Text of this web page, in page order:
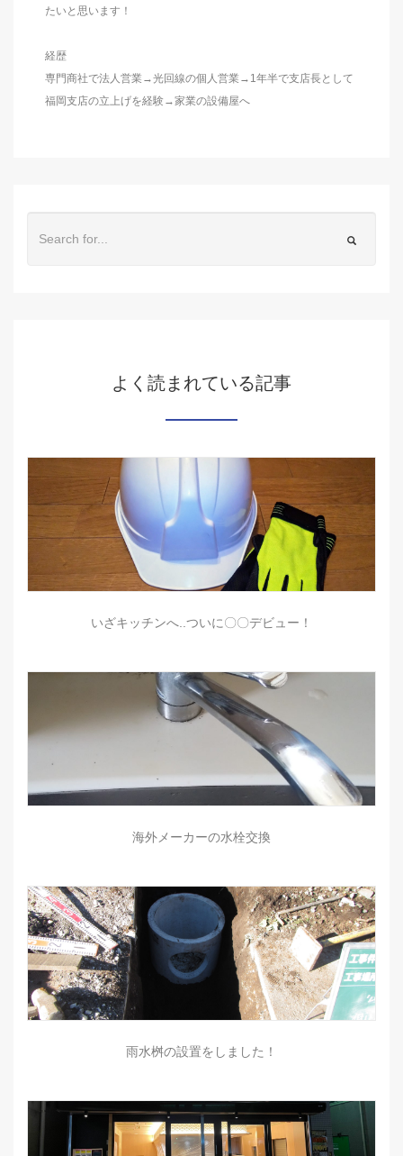
たいと思います！
経歴
専門商社で法人営業→光回線の個人営業→1年半で支店長として
福岡支店の立上げを経験→家業の設備屋へ
よく読まれている記事
いざキッチンへ..ついに〇〇デビュー！
海外メーカーの水栓交換
雨水桝の設置をしました！